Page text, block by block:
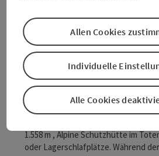
Beitrag merken: Ebenseer
Ebenseer
Ebensee
Almwirtschaft / Hütte
1.558 m , Alpine Schutzhütte im
oder Lagerschlafplätze. Während
Alle Cookies
Individuelle
Allen Cookies